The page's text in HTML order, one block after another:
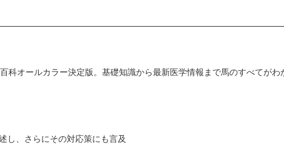
科オールカラー決定版。基礎知識から最新医学情報まで馬のすべてがわ
し、さらにその対応策にも言及